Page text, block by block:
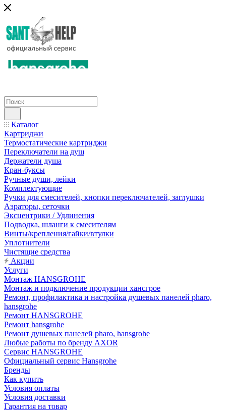
Каталог
Картриджи
Термостатические картриджи
Переключатели на душ
Держатели душа
Кран-буксы
Ручные души, лейки
Комплектующие
Ручки для смесителей, кнопки переключателей, заглушки
Аэраторы, сеточки
Эксцентрики / Удлинения
Подводка, шланги к смесителям
Винты/крепления/гайки/втулки
Уплотнители
Чистящие средства
Акции
Услуги
Монтаж HANSGROHE
Монтаж и подключение продукции хансгрое
Ремонт, профилактика и настройка душевых панелей pharo,
hansgrohe
Ремонт HANSGROHE
Ремонт hansgrohe
Ремонт душевых панелей pharo, hansgrohe
Любые работы по бренду AXOR
Сервис HANSGROHE
Официальный сервис Hansgrohe
Бренды
Как купить
Условия оплаты
Условия доставки
Гарантия на товар